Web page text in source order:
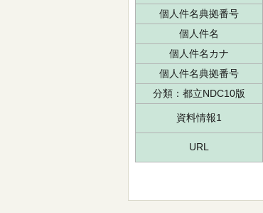
個人件名典拠番号
個人件名
個人件名カナ
個人件名典拠番号
分類：都立NDC10版
資料情報1
URL